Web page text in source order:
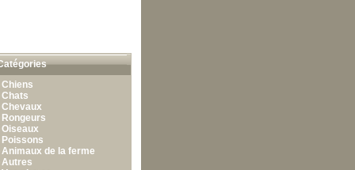
Chiens
Chats
Chevaux
Rongeurs
Oiseaux
Poissons
Animaux de la ferme
Autres